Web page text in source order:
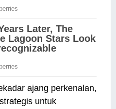
ajang perkenalan,
untuk